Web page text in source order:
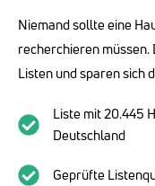
Niemand sollte eine
recherchieren müssen.
Listen und sparen sich
Liste mit 20.445
Deutschland
Geprüfte